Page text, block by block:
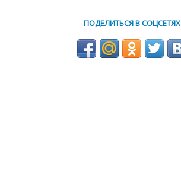
ПОДЕЛИТЬСЯ В СОЦСЕТЯХ